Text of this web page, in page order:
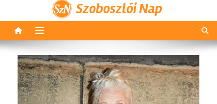
Szoboszlói Nap